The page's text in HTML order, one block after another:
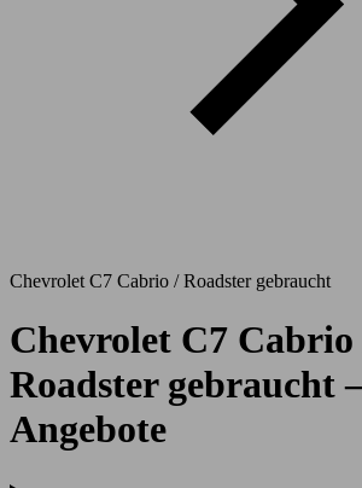
Chevrolet C7 Cabrio / Roadster gebraucht
Chevrolet C7 Cabrio
Roadster gebraucht
Angebote